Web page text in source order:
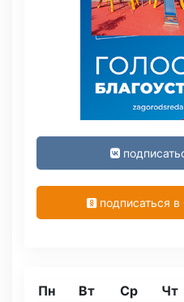
подписаться в
Пн Вт Ср Чт